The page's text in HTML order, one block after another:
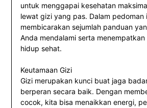
untuk menggapai kesehatan
lewat gizi yang pas. Dalam pedoman
membicarakan sejumlah panduan
Anda mendalami serta
hidup sehat.
Keutamaan Gizi
Gizi merupakan kunci buat jaga
berperan secara baik. Dengan
cocok, kita bisa menaikkan energi,